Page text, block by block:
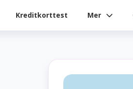
Kreditkorttest Mer